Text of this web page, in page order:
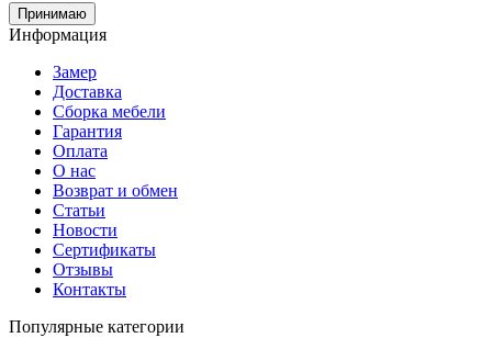
Принимаю
Информация
Замер
Доставка
Сборка мебели
Гарантия
Оплата
О нас
Возврат и обмен
Статьи
Новости
Сертификаты
Отзывы
Контакты
Популярные категории